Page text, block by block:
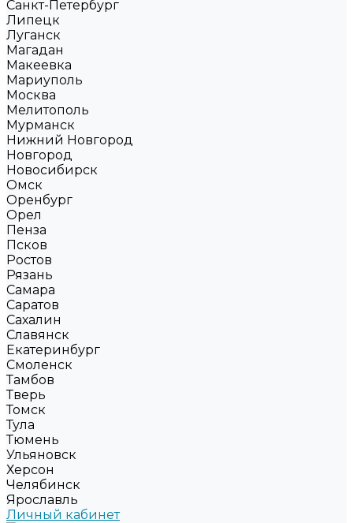
Санкт-Петербург
Липецк
Луганск
Магадан
Макеевка
Мариуполь
Москва
Мелитополь
Мурманск
Нижний Новгород
Новгород
Новосибирск
Омск
Оренбург
Орел
Пенза
Псков
Ростов
Рязань
Самара
Саратов
Сахалин
Славянск
Екатеринбург
Смоленск
Тамбов
Тверь
Томск
Тула
Тюмень
Ульяновск
Херсон
Челябинск
Ярославль
Личный кабинет